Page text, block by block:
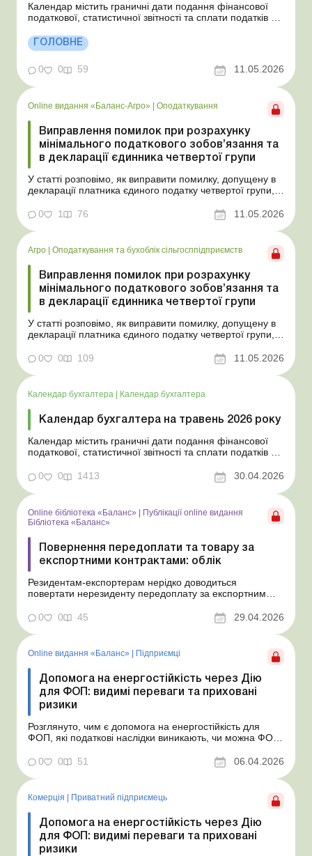
Календар містить граничні дати подання фінансової
податкової, статистичної звітності та сплати податків з
тематичні статті від наших експертів. Якщо у вас під
рукою Календар бухгалтера від Uteka, ви не
пропустите важливі дати для бухгалтера. Прийняті с...
ГОЛОВНЕ
0 0 59 11.05.2026
Online видання «Баланс-Агро» | Оподаткування
Виправлення помилок при розрахунку
мінімального податкового зобов’язання та
в декларації єдинника четвертої групи
У статті розповімо, як виправити помилку, допущену в
декларації платника єдиного податку четвертої групи, а
зобов’язання. Баланс-Агро № 19 від 12 травня 2026
року Помилки в декларації платника єдиного податку
(далі – ЄП) четвертої групи або...
0 1 76 11.05.2026
Агро Оподаткування та бухоблік сільгосппідприємств
Виправлення помилок при розрахунку
мінімального податкового зобов’язання та
в декларації єдинника четвертої групи
У статті розповімо, як виправити помилку, допущену в
декларації платника єдиного податку четвертої групи, а
зобов’язання. Помилки в декларації платника єдиного
податку (далі – ЄП) четвертої групи або при розрахунку
мінімального податкового зо...
0 0 109 11.05.2026
Календар бухгалтера Календар бухгалтера
Календар бухгалтера на травень 2026 року
Календар містить граничні дати подання фінансової
податкової, статистичної звітності та сплати податків у
від наших експертів. Якщо у вас під рукою Календар
бухгалтера від Uteka, ви не пропустите важливі дати
для бухгалтера. Прийняті скорочення...
0 0 1413 30.04.2026
Online бібліотека «Баланс» | Публікації online видання
Бібліотека «Баланс»
Повернення передоплати та товару за
експортними контрактами: облік
Резидентам-експортерам нерідко доводиться
повертати нерезиденту передоплату за експортним
обіцяний товар або надати ту чи іншу послугу. Також
буває, що нерезидент повертає раніше відвантажений
товар, який з якихось причин йому не підійшов.
Розгля...
0 0 45 29.04.2026
Online видання «Баланс» | Підприємці
Допомога на енергостійкість через Дію
для ФОП: видимі переваги та приховані
ризики
Розглянуто, чим є допомога на енергостійкість для
ФОП, які податкові наслідки виникають, чи можна ФОП
суми енергопідтримки на сплату комунальних платежів.
Баланс № 14 від 7 квітня 2026 року Держава запустила
надання спеціальної допомоги для ФОП &ndas...
0 0 51 06.04.2026
Комерція Приватний підприємець
Допомога на енергостійкість через Дію
для ФОП: видимі переваги та приховані
ризики